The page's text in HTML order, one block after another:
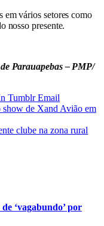
em vários setores como
nosso presente.
Parauapebas – PMP/
Tumblr Email
show de Xand Avião em
clube na zona rural
‘vagabundo’ por